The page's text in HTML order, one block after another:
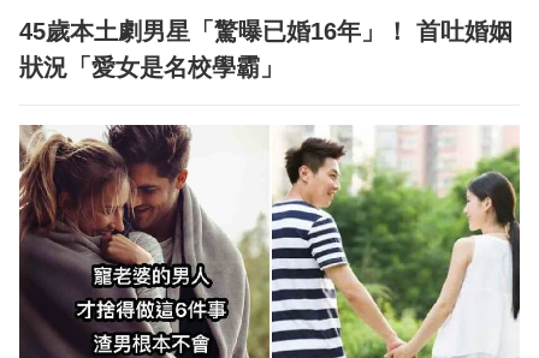
45歲本土劇男星「驚曝已婚16年」！ 首吐婚姻
狀況「愛女是名校學霸」